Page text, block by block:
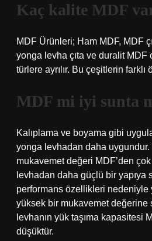
Kaç kalite MDF
MDF Ürünleri; Ham MDF, MDF
yonga levha çıta ve duralit MDF
türlere ayrılır. Bu çeşitlerin farklı
MDF mi iyi sunta
Kalıplama ve boyama gibi
yonga levhadan daha uygundur.
mukavemet değeri MDF’den
levhadan daha güçlü bir yapıya
performans özellikleri nedeniyle
yüksek bir mukavemet değerine
levhanın yük taşıma kapasitesi
düşüktür.